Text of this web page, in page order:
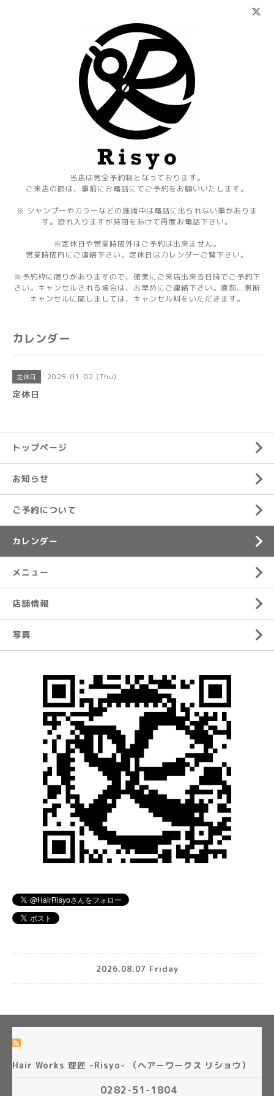
当店は完全予約制となっております。
ご来店の際は、事前にお電話にてご予約をお願いいたします。
※ シャンプーやカラーなどの施術中は電話に出られない事がありま
す。恐れ入りますが時間をあけて再度お電話下さい。
※定休日や営業時間外はご予約は出来ません。
営業時間内にご連絡下さい。定休日はカレンダーご覧下さい。
※予約枠に限りがありますので、確実にご来店出来る日時でご予約下
さい。キャンセルされる場合は、お早めにご連絡下さい。直前、無断
キャンセルに関しましては、キャンセル料をいただきます。
カレンダー
定休日 2025-01-02 (Thu)
定休日
トップページ
お知らせ
ご予約について
カレンダー
メニュー
店舗情報
写真
2026.08.07 Friday
Hair Works 理匠 -Risyo- （ヘアーワークス リショウ）
0282-51-1804